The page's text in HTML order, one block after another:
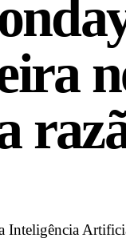
Inteligência